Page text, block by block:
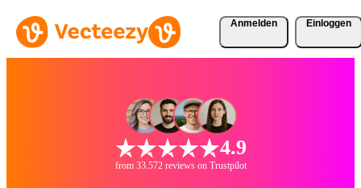
Anmelden Einloggen
4.9
from 33.572 reviews on Trustpilot